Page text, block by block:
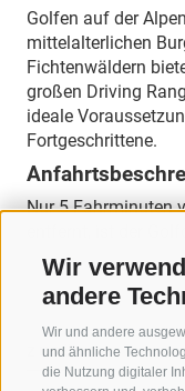
Wir
andere
Wir und andere
und ähnliche
die Nutzung digitaler
Golfen auf der
mittelalterlichen
Fichtenwäldern
großen Driving
ideale
Fortgeschrittene.
Nur 5 Fahrminuten
ZURÜCK